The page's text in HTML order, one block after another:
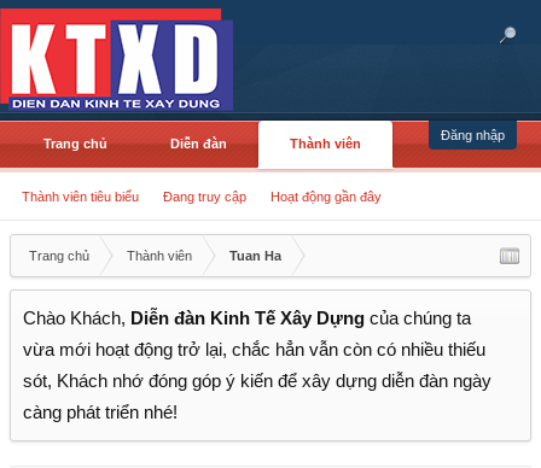
Đăng nhập
Trang chủ Diễn đàn Thành viên
Thành viên tiêu biểu Đang truy cập Hoạt động gần đây
Trang chủ Thành viên Tuan Ha
Chào Khách, Diễn đàn Kinh Tế Xây Dựng của chúng ta
vừa mới hoạt động trở lại, chắc hẳn vẫn còn có nhiều thiếu
sót, Khách nhớ đóng góp ý kiến để xây dựng diễn đàn ngày
càng phát triển nhé!